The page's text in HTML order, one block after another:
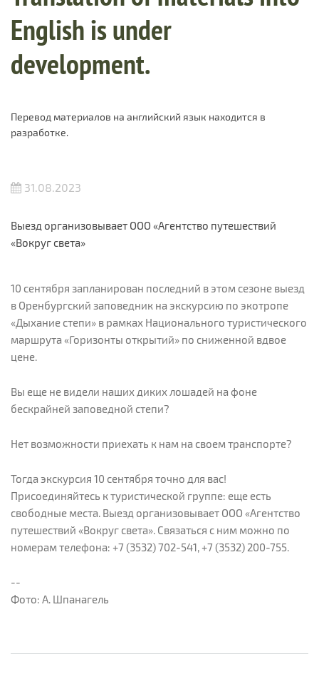
English is under
development.
Перевод материалов на английский язык находится в
разработке.
31.08.2023
Выезд организовывает ООО «Агентство путешествий
«Вокруг света»
10 сентября запланирован последний в этом сезоне выезд
в Оренбургский заповедник на экскурсию по экотропе
«Дыхание степи» в рамках Национального туристического
маршрута «Горизонты открытий» по сниженной вдвое
цене.
Вы еще не видели наших диких лошадей на фоне
бескрайней заповедной степи?
Нет возможности приехать к нам на своем транспорте?
Тогда экскурсия 10 сентября точно для вас!
Присоединяйтесь к туристической группе: еще есть
свободные места. Выезд организовывает ООО «Агентство
путешествий «Вокруг света». Связаться с ним можно по
номерам телефона: +7 (3532) 702-541, +7 (3532) 200-755.
--
Фото: А. Шпанагель